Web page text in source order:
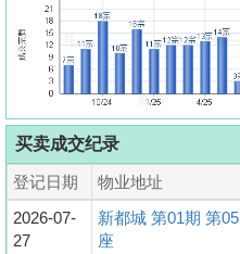
买卖成交纪录
登记日期 物业地址
2026-07-
27
新都城 第01期 第05
座